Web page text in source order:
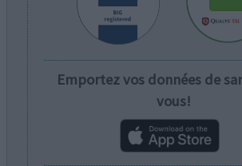
Emportez vos données de
vous!